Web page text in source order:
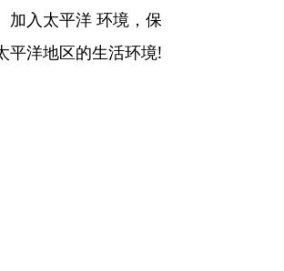
加入太平洋 环境，保
平洋地区的生活环境!